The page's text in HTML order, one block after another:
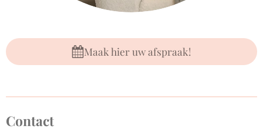
Maak hier uw afspraak!
Contact